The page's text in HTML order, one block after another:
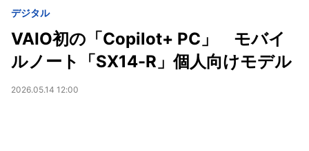
デジタル
VAIO初の「Copilot+ PC」 モバイ
ルノート「SX14-R」個人向けモデル
2026.05.14 12:00